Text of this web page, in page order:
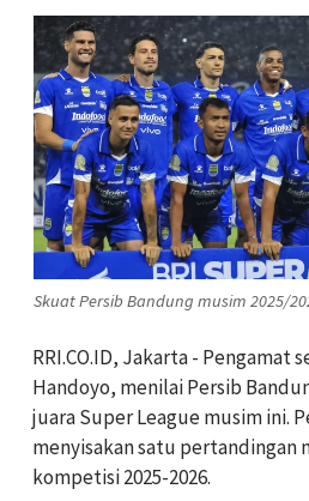
Skuat Persib Bandung musim 2025/
RRI.CO.ID, Jakarta - Pengamat
Handoyo, menilai Persib
juara Super League musim ini.
menyisakan satu pertandingan
kompetisi 2025-2026.